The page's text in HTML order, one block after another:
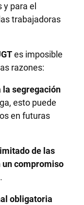
para el
trabajadoras
es imposible
razones:
la segregación
esto puede
en futuras
de las
un compromiso
.
obligatoria